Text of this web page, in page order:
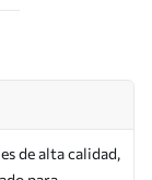
de alta calidad,